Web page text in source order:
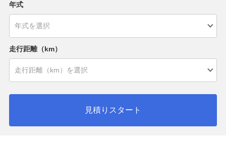
年式
走行距離（km）
見積りスタート